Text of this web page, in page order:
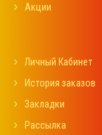
Акции
Личный Кабинет
История заказов
Закладки
Рассылка